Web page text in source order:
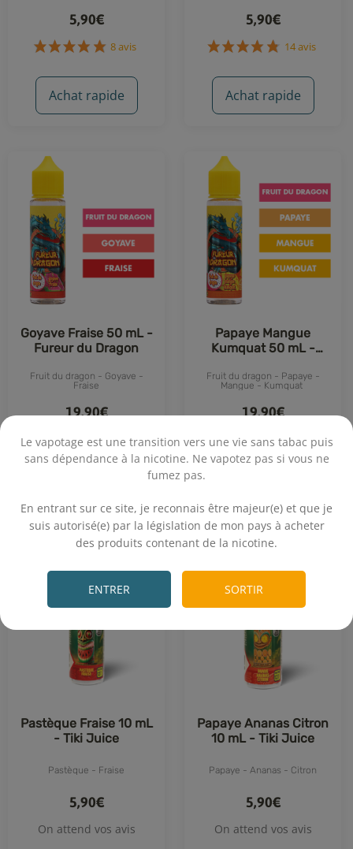
Le vapotage est une transition vers une vie sans tabac puis
sans dépendance à la nicotine. Ne vapotez pas si vous ne
fumez pas.
En entrant sur ce site, je reconnais être majeur(e) et que je
suis autorisé(e) par la législation de mon pays à acheter
des produits contenant de la nicotine.
ENTRER SORTIR
5,90€
Achat rapide
5,90€
Achat rapide
Goyave Fraise 50 mL -
Fureur du Dragon
Fruit du dragon - Goyave -
Fraise
19,90€
On attend vos avis
Papaye Mangue
Kumquat 50 mL -
Fruit du dragon - Papaye -
Mangue - Kumquat
19,90€
On attend vos avis
Pastèque Fraise 10 mL
- Tiki Juice
Pastèque - Fraise
5,90€
On attend vos avis
Papaye Ananas Citron
10 mL - Tiki Juice
Papaye - Ananas - Citron
5,90€
On attend vos avis